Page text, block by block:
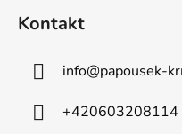
Kontakt
info@papousek-
+420603208114